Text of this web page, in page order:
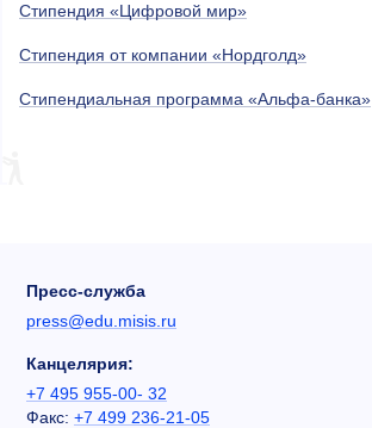
Стипендия «Цифровой мир»
Стипендия от компании «Нордголд»
Стипендиальная программа «Альфа-банка»
Пресс-служба
press@edu.misis.ru
Канцелярия:
+7 495 955-00- 32
Факс: +7 499 236-21-05